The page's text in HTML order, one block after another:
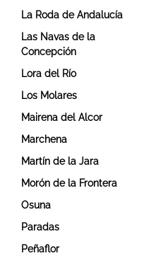
La Roda de Andalucía
Las Navas de la
Concepción
Lora del Río
Los Molares
Mairena del Alcor
Marchena
Martín de la Jara
Morón de la Frontera
Osuna
Paradas
Peñaflor